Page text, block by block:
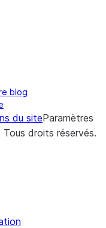
blog
du siteParamètres
Tous droits réservés.